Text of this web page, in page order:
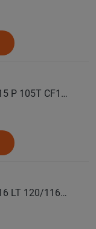
COMFORSER Автошина 235/75 R15 P 105T CF1100 RWL лето
COMFORSER Автошина 235/85 R16 LT 120/116R CF1100 10PR RWL лето